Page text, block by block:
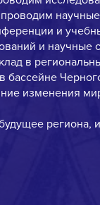
и
и научные
в
бассейне
изменения
региона,